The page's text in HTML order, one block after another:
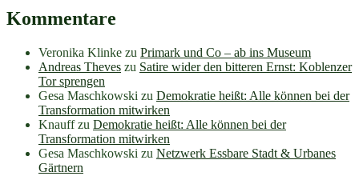
Kommentare
Veronika Klinke zu Primark und Co – ab ins Museum
Andreas Theves zu Satire wider den bitteren Ernst: Koblenzer
Tor sprengen
Gesa Maschkowski zu Demokratie heißt: Alle können bei der
Transformation mitwirken
Knauffzu Demokratie heißt: Alle können bei der
Transformation mitwirken
Gesa Maschkowski zu Netzwerk Essbare Stadt & Urbanes
Gärtnern